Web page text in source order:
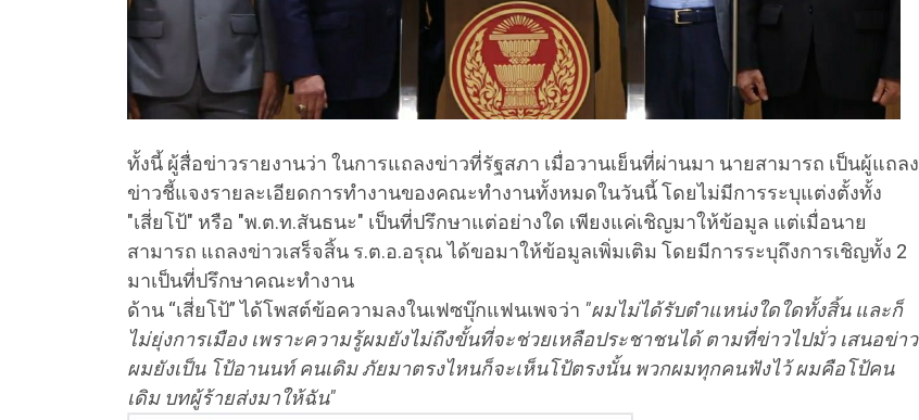
ทั้งนี้ ผู้สื่อข่าวรายงานว่า ในการแถลงข่าวที่รัฐสภา เมื่อวานเย็นที่ผ่านมา นายสามารถ เป็นผู้แถลง
ข่าวชี้แจงรายละเอียดการทำงานของคณะทำงานทั้งหมดในวันนี้ โดยไม่มีการระบุแต่งตั้งทั้ง
"เสี่ยโป้" หรือ "พ.ต.ท.สันธนะ" เป็นที่ปรึกษาแต่อย่างใด เพียงแค่เชิญมาให้ข้อมูล แต่เมื่อนาย
สามารถ แถลงข่าวเสร็จสิ้น ร.ต.อ.อรุณ ได้ขอมาให้ข้อมูลเพิ่มเติม โดยมีการระบุถึงการเชิญทั้ง 2
มาเป็นที่ปรึกษาคณะทำงาน
ด้าน “เสี่ยโป้” ได้โพสต์ข้อความลงในเฟซบุ๊กแฟนเพจว่า "ผมไม่ได้รับตำแหน่งใดใดทั้งสิ้น และก็
ไม่ยุ่งการเมือง เพราะความรู้ผมยังไม่ถึงขั้นที่จะช่วยเหลือประชาชนได้ ตามที่ข่าวไปมั่ว เสนอข่าว
ผมยังเป็น โป้อานนท์ คนเดิม ภัยมาตรงไหนก็จะเห็นโป้ตรงนั้น พวกผมทุกคนฟังไว้ ผมคือโป้คน
เดิม บทผู้ร้ายส่งมาให้ฉัน"